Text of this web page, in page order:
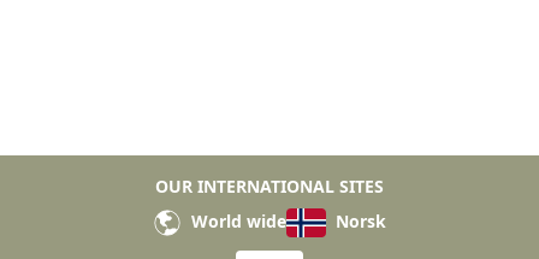
OUR INTERNATIONAL SITES
World wide
Norsk